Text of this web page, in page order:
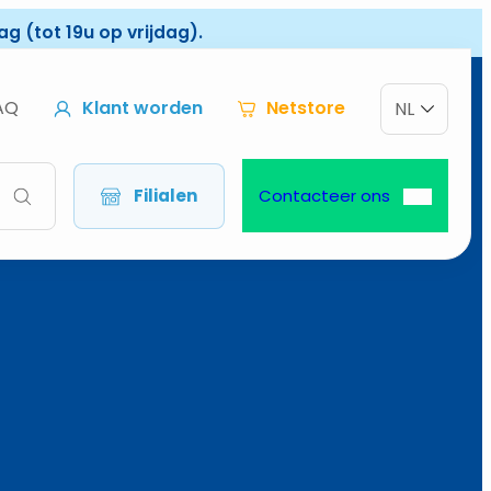
(tot 19u op vrijdag).
Klant worden Netstore NL
Filialen Contacteer ons